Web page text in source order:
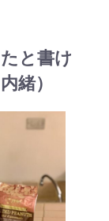
と書け
緒）